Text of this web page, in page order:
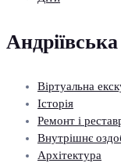
Віртуальна
Історія
Ремонт і
Внутрішнє
Архітектура